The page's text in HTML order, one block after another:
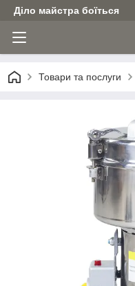
Діло майстра боїться
Товари та послуги